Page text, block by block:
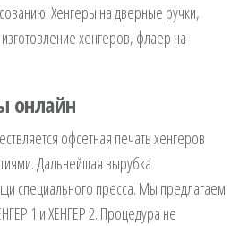
Хенгеры на дверные ручки,
хенгеров, флаер на
онлайн
офсетная печать хенгеров
Дальнейшая вырубка
специального пресса. Мы предлагаем
1 и ХЕНГЕР 2. Процедура не